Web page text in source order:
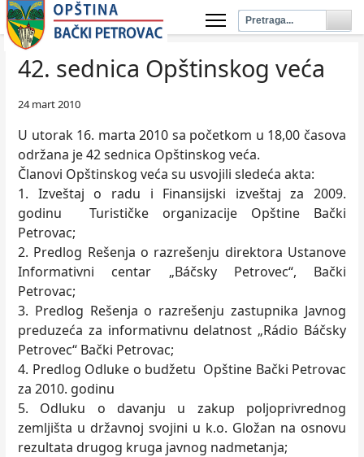
42. sednica Opštinskog veća
24 mart 2010
U utorak 16. marta 2010 sa početkom u 18,00 časova
održana je 42 sednica Opštinskog veća.
Članovi Opštinskog veća su usvojili sledeća akta:
1. Izveštaj o radu i Finansijski izveštaj za 2009.
godinu Turističke organizacije Opštine Bački
Petrovac;
2. Predlog Rešenja o razrešenju direktora Ustanove
Informativni centar „Báčsky Petrovec“, Bački
Petrovac;
3. Predlog Rešenja o razrešenju zastupnika Javnog
preduzeća za informativnu delatnost „Rádio Báčsky
Petrovec“ Bački Petrovac;
4. Predlog Odluke o budžetu Opštine Bački Petrovac
za 2010. godinu
5. Odluku o davanju u zakup poljoprivrednog
zemljišta u državnoj svojini u k.o. Gložan na osnovu
rezultata drugog kruga javnog nadmetanja;